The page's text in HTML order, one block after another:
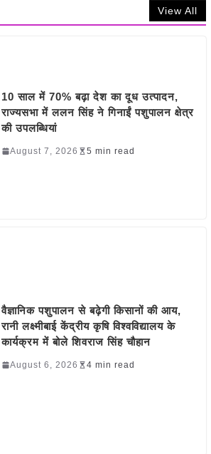
View All
10 साल में 70% बढ़ा देश का दूध उत्पादन,
राज्यसभा में ललन सिंह ने गिनाईं पशुपालन क्षेत्र
की उपलब्धियां
August 7, 2026 5 min read
वैज्ञानिक पशुपालन से बढ़ेगी किसानों की आय,
रानी लक्ष्मीबाई केंद्रीय कृषि विश्वविद्यालय के
कार्यक्रम में बोले शिवराज सिंह चौहान
August 6, 2026 4 min read